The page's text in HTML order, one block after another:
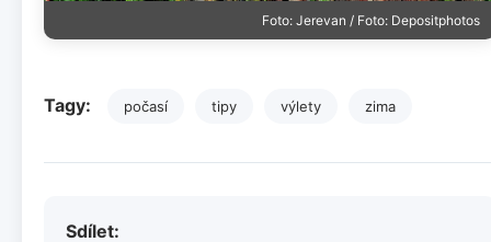
Foto: Jerevan / Foto: Depositphotos
Tagy: počasí tipy výlety zima
Sdílet: